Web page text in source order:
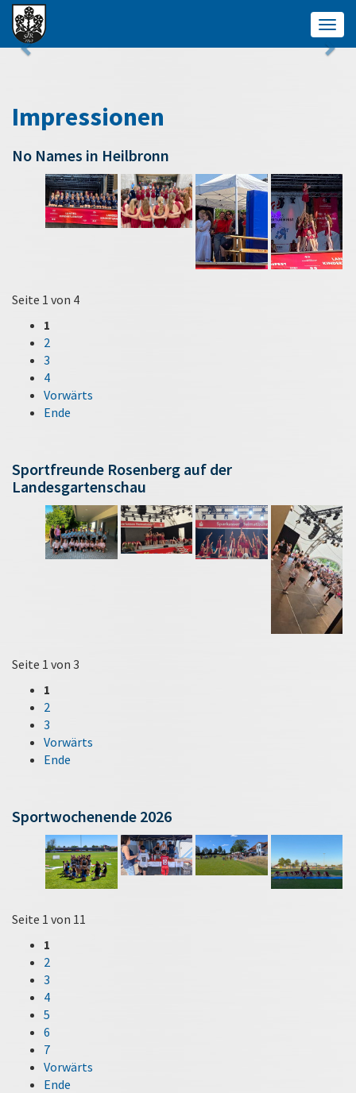
Impressionen
No Names in Heilbronn
Seite 1 von 4
1
2
3
4
Vorwärts
Ende
Sportfreunde Rosenberg auf der
Landesgartenschau
Seite 1 von 3
1
2
3
Vorwärts
Ende
Sportwochenende 2026
Seite 1 von 11
1
2
3
4
5
6
7
Vorwärts
Ende